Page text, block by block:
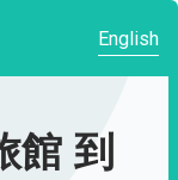
English
館 到